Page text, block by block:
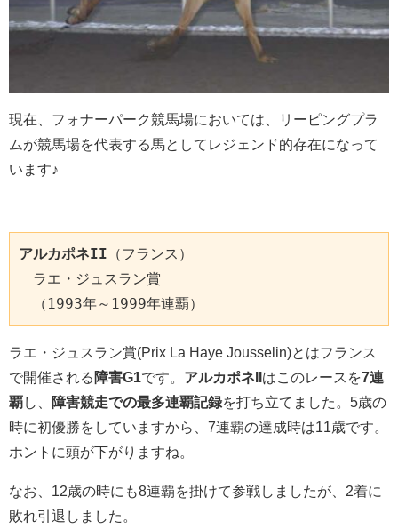
現在、フォナーパーク競馬場においては、リーピングプラ
ムが競馬場を代表する馬としてレジェンド的存在になって
います♪
アルカポネII （フランス）
ラエ・ジュスラン賞
（1993年～1999年連覇）
ラエ・ジュスラン賞(Prix La Haye Jousselin)とはフランス
で開催される 障害G1です。 アルカポネII はこのレースを7連
覇し、 障害競走での最多連覇記録を打ち立てました。5歳の
時に初優勝をしていますから、7連覇の達成時は11歳です。
ホントに頭が下がりますね。
なお、12歳の時にも8連覇を掛けて参戦しましたが、2着に
敗れ引退しました。